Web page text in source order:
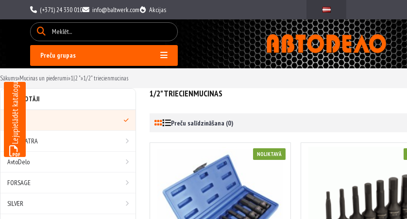
(+371) 24 330 010 info@baltwerk.com Akcijas
Preču grupas
Lejupielādēt katalogu
Sākums»Mucinas un piederumi»1|2 "»1/2" triecienmucinas
RAŽOTĀJI
Visi
ASTA, SATRA
AvtoDelo
FORSAGE
SILVER
1/2" TRIECIENMUCINAS
Preču salīdzināšana (0)
NOLIKTAVĀ